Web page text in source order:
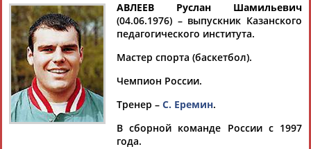
Найдено: 1персона Расширенный поиск
Руслан
АВЛЕЕВ
Баскетбол
АВЛЕЕВ Руслан Шамильевич
(04.06.1976) – выпускник Казанского
педагогического института.
Мастер спорта (баскетбол).
Чемпион России.
Тренер – С. Еремин.
В сборной команде России с 1997
года.